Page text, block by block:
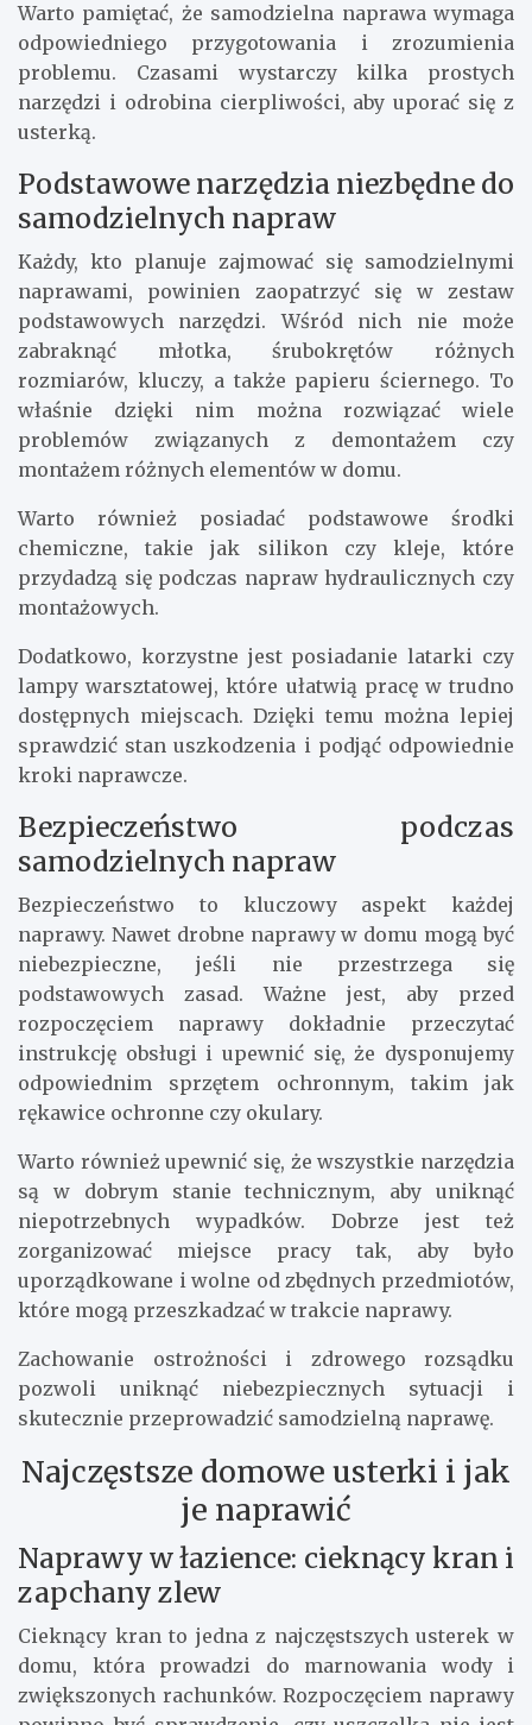
Warto pamiętać, że samodzielna naprawa wymaga
odpowiedniego przygotowania i zrozumienia
problemu. Czasami wystarczy kilka prostych
narzędzi i odrobina cierpliwości, aby uporać się z
usterką.
Podstawowe narzędzia niezbędne do
samodzielnych napraw
Każdy, kto planuje zajmować się samodzielnymi
naprawami, powinien zaopatrzyć się w zestaw
podstawowych narzędzi. Wśród nich nie może
zabraknąć młotka, śrubokrętów różnych
rozmiarów, kluczy, a także papieru ściernego. To
właśnie dzięki nim można rozwiązać wiele
problemów związanych z demontażem czy
montażem różnych elementów w domu.
Warto również posiadać podstawowe środki
chemiczne, takie jak silikon czy kleje, które
przydadzą się podczas napraw hydraulicznych czy
montażowych.
Dodatkowo, korzystne jest posiadanie latarki czy
lampy warsztatowej, które ułatwią pracę w trudno
dostępnych miejscach. Dzięki temu można lepiej
sprawdzić stan uszkodzenia i podjąć odpowiednie
kroki naprawcze.
Bezpieczeństwo podczas
samodzielnych napraw
Bezpieczeństwo to kluczowy aspekt każdej
naprawy. Nawet drobne naprawy w domu mogą być
niebezpieczne, jeśli nie przestrzega się
podstawowych zasad. Ważne jest, aby przed
rozpoczęciem naprawy dokładnie przeczytać
instrukcję obsługi i upewnić się, że dysponujemy
odpowiednim sprzętem ochronnym, takim jak
rękawice ochronne czy okulary.
Warto również upewnić się, że wszystkie narzędzia
są w dobrym stanie technicznym, aby uniknąć
niepotrzebnych wypadków. Dobrze jest też
zorganizować miejsce pracy tak, aby było
uporządkowane i wolne od zbędnych przedmiotów,
które mogą przeszkadzać w trakcie naprawy.
Zachowanie ostrożności i zdrowego rozsądku
pozwoli uniknąć niebezpiecznych sytuacji i
skutecznie przeprowadzić samodzielną naprawę.
Najczęstsze domowe usterki i jak
je naprawić
Naprawy w łazience: cieknący kran i
zapchany zlew
Cieknący kran to jedna z najczęstszych usterek w
domu, która prowadzi do marnowania wody i
zwiększonych rachunków. Rozpoczęciem naprawy